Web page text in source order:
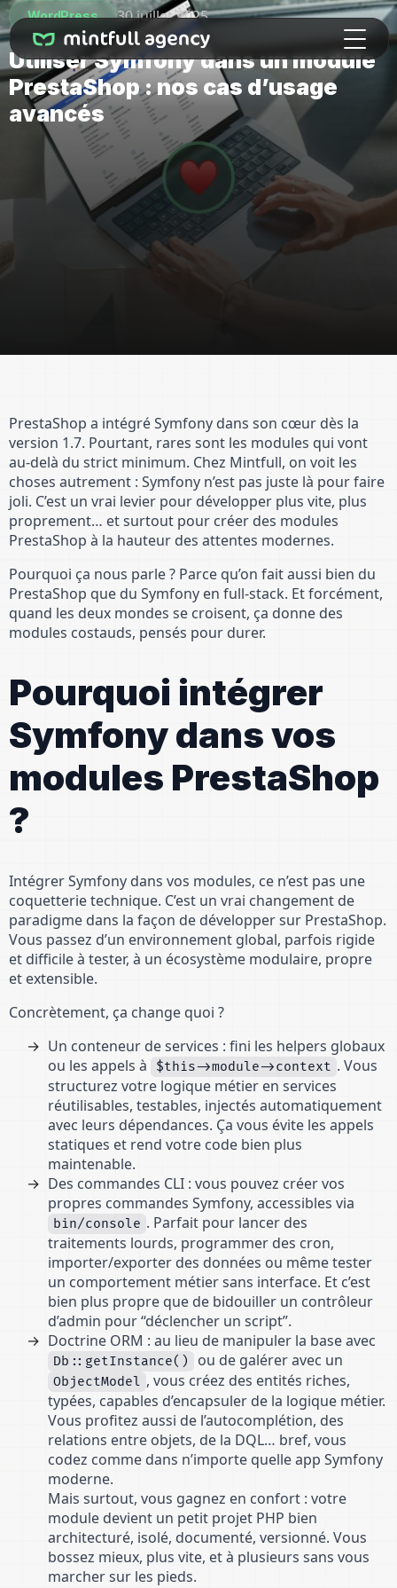
WordPress 30 juillet 2025
Utiliser Symfony dans un module
PrestaShop : nos cas d’usage
avancés
PrestaShop a intégré Symfony dans son cœur dès la
version 1.7. Pourtant, rares sont les modules qui vont
au-delà du strict minimum. Chez Mintfull, on voit les
choses autrement : Symfony n’est pas juste là pour faire
joli. C’est un vrai levier pour développer plus vite, plus
proprement… et surtout pour créer des modules
PrestaShop à la hauteur des attentes modernes.
Pourquoi ça nous parle ? Parce qu’on fait aussi bien du
PrestaShop que du Symfony en full-stack. Et forcément,
quand les deux mondes se croisent, ça donne des
modules costauds, pensés pour durer.
Pourquoi intégrer
Symfony dans vos
modules PrestaShop
?
Intégrer Symfony dans vos modules, ce n’est pas une
coquetterie technique. C’est un vrai changement de
paradigme dans la façon de développer sur PrestaShop.
Vous passez d’un environnement global, parfois rigide
et difficile à tester, à un écosystème modulaire, propre
et extensible.
Concrètement, ça change quoi ?
Un conteneur de services : fini les helpers globaux
ou les appels à
$this->module->context . Vous
structurez votre logique métier en services
réutilisables, testables, injectés automatiquement
avec leurs dépendances. Ça vous évite les appels
statiques et rend votre code bien plus
maintenable.
Des commandes CLI : vous pouvez créer vos
propres commandes Symfony, accessibles via
bin/console . Parfait pour lancer des
traitements lourds, programmer des cron,
importer/exporter des données ou même tester
un comportement métier sans interface. Et c’est
bien plus propre que de bidouiller un contrôleur
d’admin pour “déclencher un script”.
Doctrine ORM : au lieu de manipuler la base avec
Db::getInstance() ou de galérer avec un
ObjectModel , vous créez des entités riches,
typées, capables d’encapsuler de la logique métier.
Vous profitez aussi de l’autocomplétion, des
relations entre objets, de la DQL… bref, vous
codez comme dans n’importe quelle app Symfony
moderne.
Mais surtout, vous gagnez en confort : votre
module devient un petit projet PHP bien
architecturé, isolé, documenté, versionné. Vous
bossez mieux, plus vite, et à plusieurs sans vous
marcher sur les pieds.